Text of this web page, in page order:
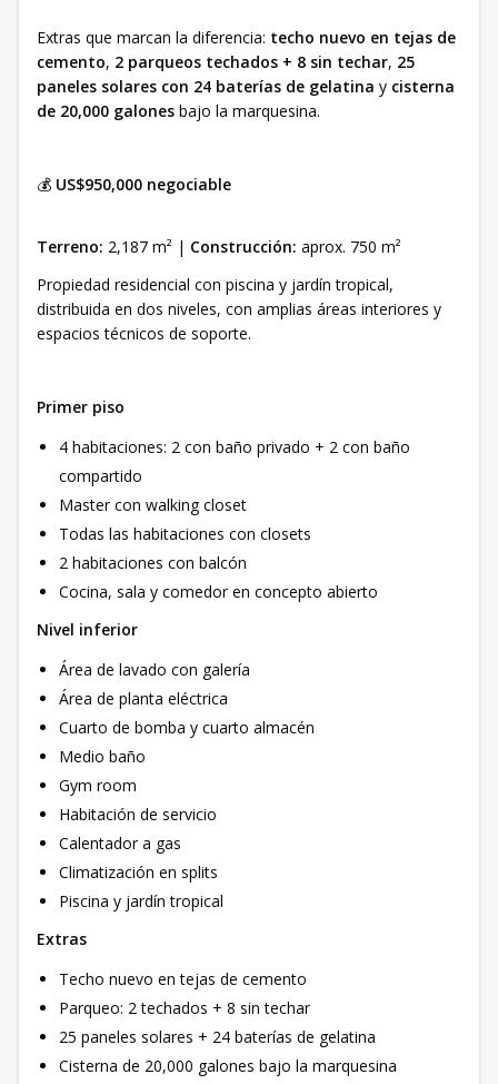
Extras que marcan la diferencia: techo nuevo en tejas de
cemento, 2 parqueos techados + 8 sin techar, 25
paneles solares con 24 baterías de gelatina y cisterna
de 20,000 galones bajo la marquesina.
💰 US$950,000 negociable
Terreno: 2,187 m² | Construcción: aprox. 750 m²
Propiedad residencial con piscina y jardín tropical,
distribuida en dos niveles, con amplias áreas interiores y
espacios técnicos de soporte.
Primer piso
4 habitaciones: 2 con baño privado + 2 con baño
compartido
Master con walking closet
Todas las habitaciones con closets
2 habitaciones con balcón
Cocina, sala y comedor en concepto abierto
Nivel inferior
Área de lavado con galería
Área de planta eléctrica
Cuarto de bomba y cuarto almacén
Medio baño
Gym room
Habitación de servicio
Calentador a gas
Climatización en splits
Piscina y jardín tropical
Extras
Techo nuevo en tejas de cemento
Parqueo: 2 techados + 8 sin techar
25 paneles solares + 24 baterías de gelatina
Cisterna de 20,000 galones bajo la marquesina